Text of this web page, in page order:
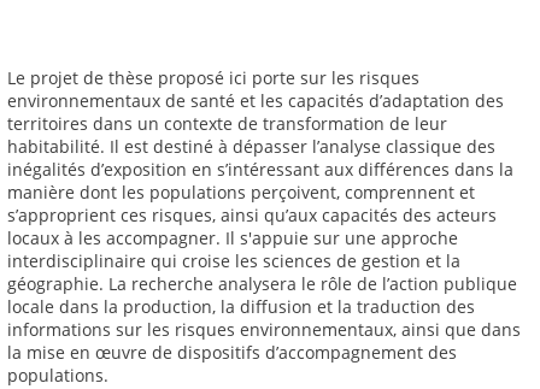
Le projet de thèse proposé ici porte sur les risques
environnementaux de santé et les capacités d’adaptation des
territoires dans un contexte de transformation de leur
habitabilité. Il est destiné à dépasser l’analyse classique des
inégalités d’exposition en s’intéressant aux différences dans la
manière dont les populations perçoivent, comprennent et
s’approprient ces risques, ainsi qu’aux capacités des acteurs
locaux à les accompagner. Il s'appuie sur une approche
interdisciplinaire qui croise les sciences de gestion et la
géographie. La recherche analysera le rôle de l’action publique
locale dans la production, la diffusion et la traduction des
informations sur les risques environnementaux, ainsi que dans
la mise en œuvre de dispositifs d’accompagnement des
populations.